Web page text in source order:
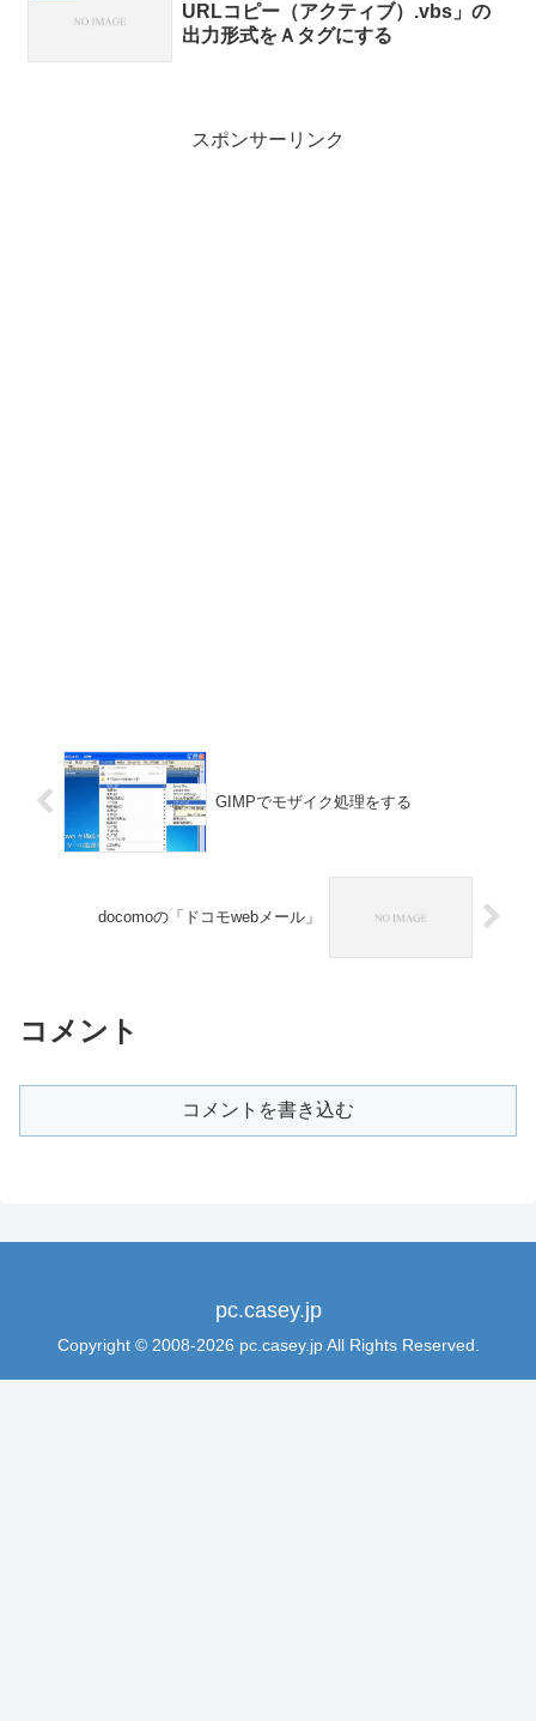
URLコピー（アクティブ）.vbs」の
出力形式をＡタグにする
スポンサーリンク
GIMPでモザイク処理をする
docomoの「ドコモwebメール」
コメント
コメントを書き込む
pc.casey.jp
Copyright © 2008-2026 pc.casey.jp All Rights Reserved.